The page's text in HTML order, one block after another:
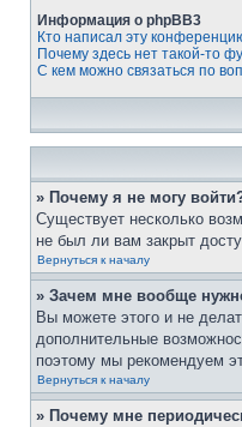
Информация о phpBB3
Кто написал эту
Почему здесь нет такой-то
С кем можно связаться по
» Почему я не могу
Существует несколько
не был ли вам закрыт
Вернуться к началу
» Зачем мне вообще
Вы можете этого и не
дополнительные
поэтому мы рекомендуем
Вернуться к началу
» Почему мне